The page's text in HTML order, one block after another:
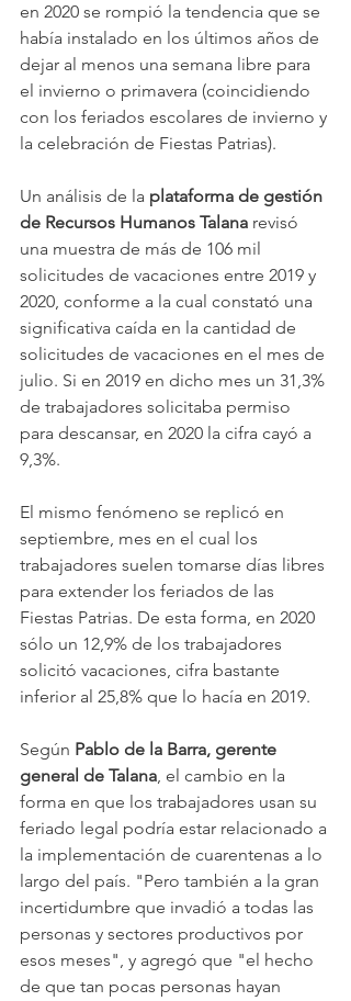
en 2020 se rompió la tendencia que se
había instalado en los últimos años de
dejar al menos una semana libre para
el invierno o primavera (coincidiendo
con los feriados escolares de invierno y
la celebración de Fiestas Patrias).
Un análisis de la plataforma de gestión
de Recursos Humanos Talana revisó
una muestra de más de 106 mil
solicitudes de vacaciones entre 2019 y
2020, conforme a la cual constató una
significativa caída en la cantidad de
solicitudes de vacaciones en el mes de
julio. Si en 2019 en dicho mes un 31,3%
de trabajadores solicitaba permiso
para descansar, en 2020 la cifra cayó a
9,3%.
El mismo fenómeno se replicó en
septiembre, mes en el cual los
trabajadores suelen tomarse días libres
para extender los feriados de las
Fiestas Patrias. De esta forma, en 2020
sólo un 12,9% de los trabajadores
solicitó vacaciones, cifra bastante
inferior al 25,8% que lo hacía en 2019.
Según Pablo de la Barra, gerente
general de Talana, el cambio en la
forma en que los trabajadores usan su
feriado legal podría estar relacionado a
la implementación de cuarentenas a lo
largo del país. "Pero también a la gran
incertidumbre que invadió a todas las
personas y sectores productivos por
esos meses", y agregó que "el hecho
de que tan pocas personas hayan